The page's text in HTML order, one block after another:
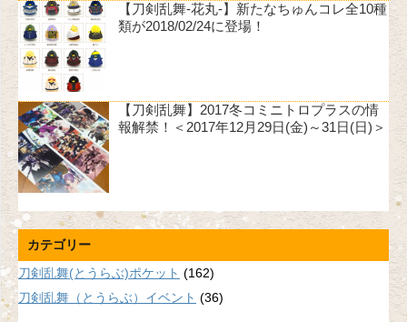
【刀剣乱舞-花丸-】新たなちゅんコレ全10種
類が2018/02/24に登場！
【刀剣乱舞】2017冬コミニトロプラスの情
報解禁！＜2017年12月29日(金)～31日(日)＞
カテゴリー
刀剣乱舞(とうらぶ)ポケット (162)
刀剣乱舞（とうらぶ）イベント (36)